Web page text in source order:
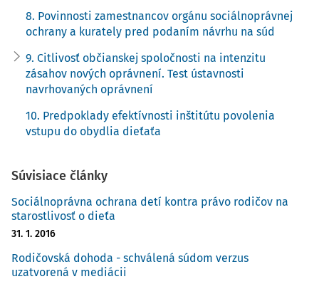
overenie stavu dieťaťa osoba, ktorá s ním žije v obydlí,
umožní. Ďalej situácia, keď orgány nedokážu opakovane
zastihnúť v obydlí dieťa alebo inú osobu. Poslednou
situáciou je stav, ak aj zamestnanci orgánu
sociálnoprávnej ochrany a kurately niekoho kto by obydlie
otvoril zastihnú, pričom ten aj obydlie otvorí, no neumožní
orgánu stretnúť sa s dieťaťom. Obydlie často neotvorí ani
na nevyhnutnú dobu, aby dieťa mohlo byť opticky
2. Nové oprávnenie nevedie k
odnímaniu detí bez rozhodnutia
súdu a nenahrádza doterajšie
povinnosti štátnych orgánov
8. Povinnosti zamestnancov orgánu sociálnoprávnej
ochrany a kurately pred podaním návrhu na súd
9. Citlivosť občianskej spoločnosti na intenzitu
zásahov nových oprávnení. Test ústavnosti
navrhovaných oprávnení
10. Predpoklady efektívnosti inštitútu povolenia
vstupu do obydlia dieťaťa
Súvisiace články
Sociálnoprávna ochrana detí kontra právo rodičov na
starostlivosť o dieťa
31. 1. 2016
Rodičovská dohoda - schválená súdom verzus
uzatvorená v mediácii